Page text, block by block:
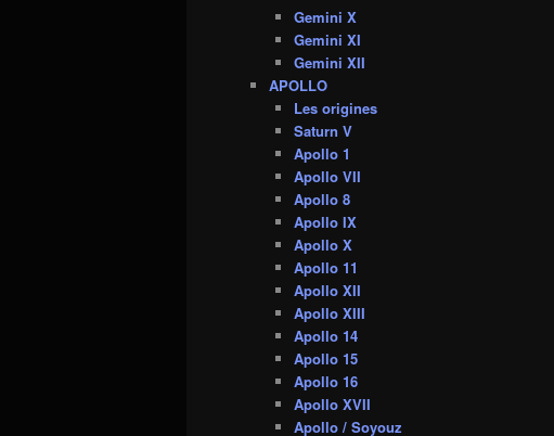
Gemini X
Gemini XI
Gemini XII
APOLLO
Les origines
Saturn V
Apollo 1
Apollo VII
Apollo 8
Apollo IX
Apollo X
Apollo 11
Apollo XII
Apollo XIII
Apollo 14
Apollo 15
Apollo 16
Apollo XVII
Apollo / Soyouz